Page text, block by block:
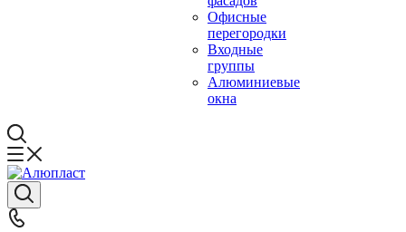
Офисные
перегородки
Входные
группы
Алюминиевые
окна